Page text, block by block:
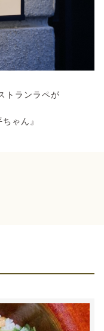
トランラペが
ゃん』